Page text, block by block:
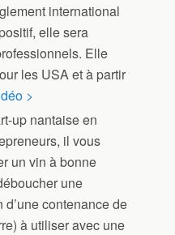
international
elle sera
Elle
les USA et à partir
>
up nantaise en
il vous
un vin à bonne
une
contenance de
à utiliser avec une